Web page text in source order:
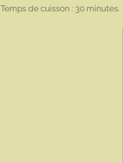
Temps de cuisson : 30 minutes.